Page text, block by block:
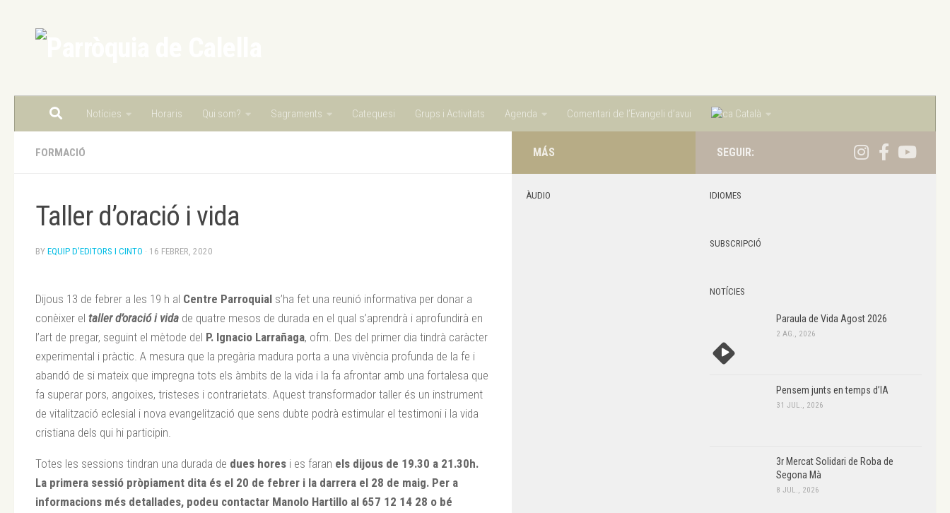
Notícies Horaris Qui som? Sagraments Catequesi Grups i Activitats Agenda Comentari de l’Evangeli d’avui Català
FORMACIÓ
Taller d’oració i vida
BY EQUIP D'EDITORS I CINTO · 16 FEBRER, 2020
Dijous 13 de febrer a les 19 h al Centre Parroquial s’ha fet una reunió informativa per donar a
conèixer el taller d’oració i vida de quatre mesos de durada en el qual s’aprendrà i aprofundirà en
l’art de pregar, seguint el mètode del P. Ignacio Larrañaga, ofm. Des del primer dia tindrà caràcter
experimental i pràctic. A mesura que la pregària madura porta a una vivència profunda de la fe i
abandó de si mateix que impregna tots els àmbits de la vida i la fa afrontar amb una fortalesa que
fa superar pors, angoixes, tristeses i contrarietats. Aquest transformador taller és un instrument
de vitalització eclesial i nova evangelització que sens dubte podrà estimular el testimoni i la vida
cristiana dels qui hi participin.
Totes les sessions tindran una durada de dues hores i es faran els dijous de 19.30 a 21.30h.
La primera sessió pròpiament dita és el 20 de febrer i la darrera el 28 de maig. Per a
informacions més detallades, podeu contactar Manolo Hartillo al 657 12 14 28 o bé
SEGUIR:
IDIOMES
SUBSCRIPCIÓ
NOTÍCIES
Paraula de Vida Agost 2026
2 AG., 2026
Pensem junts en temps d’IA
31 JUL., 2026
3r Mercat Solidari de Roba de
Segona Mà
8 JUL., 2026
MÁS
ÀUDIO